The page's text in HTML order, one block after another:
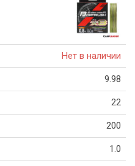
Нет в наличии
9.98
22
200
1.0